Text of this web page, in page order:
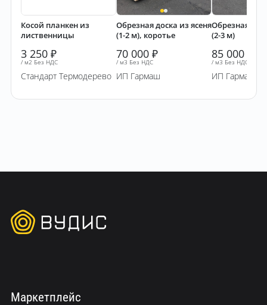
3 250 ₽
/ м2 Без НДС
Косой планкен из
лиственницы
Стандарт Термодерево
70 000 ₽
/ м3 Без НДС
Обрезная доска из ясеня
(1-2 м), коротье
ИП Гармаш
85 000
/ м3 Без НДС
Обрезная
(2-3 м)
ИП Гармаш
Маркетплейс